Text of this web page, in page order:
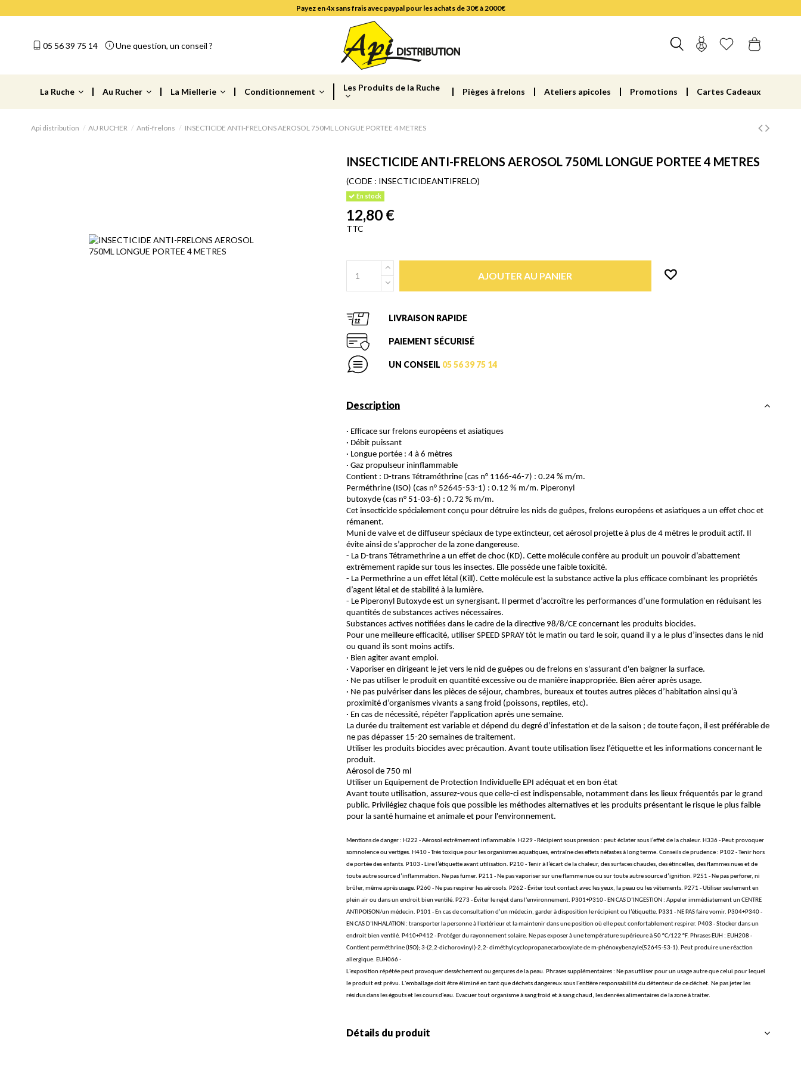
Payez en 4x sans frais avec paypal pour les achats de 30€ à 2000€
05 56 39 75 14 Une question, un conseil ?
La Ruche Au Rucher La Miellerie Conditionnement Les Produits de la Ruche Pièges à frelons Ateliers apicoles Promotions Cartes Cadeaux
Api distribution AU RUCHER Anti-frelons INSECTICIDE ANTI-FRELONS AEROSOL 750ML LONGUE PORTEE 4 METRES
INSECTICIDE ANTI-FRELONS AEROSOL 750ML LONGUE PORTEE 4 METRES
(CODE : INSECTICIDEANTIFRELO)
En stock
12,80 €
TTC
AJOUTER AU PANIER
LIVRAISON RAPIDE
PAIEMENT SÉCURISÉ
UN CONSEIL 05 56 39 75 14
Description
· Efficace sur frelons européens et asiatiques
· Débit puissant
· Longue portée : 4 à 6 mètres
· Gaz propulseur ininflammable
Contient : D-trans Tétraméthrine (cas n° 1166-46-7) : 0.24 % m/m.
Perméthrine (ISO) (cas n° 52645-53-1) : 0.12 % m/m. Piperonyl
butoxyde (cas n° 51-03-6) : 0.72 % m/m.
Cet insecticide spécialement conçu pour détruire les nids de guêpes, frelons européens et asiatiques a un effet choc et
rémanent.
Muni de valve et de diffuseur spéciaux de type extincteur, cet aérosol projette à plus de 4 mètres le produit actif. Il
évite ainsi de s’approcher de la zone dangereuse.
- La D-trans Tétramethrine a un effet de choc (KD). Cette molécule confère au produit un pouvoir d’abattement
extrêmement rapide sur tous les insectes. Elle possède une faible toxicité.
- La Permethrine a un effet létal (Kill). Cette molécule est la substance active la plus efficace combinant les propriétés
d’agent létal et de stabilité à la lumière.
- Le Piperonyl Butoxyde est un synergisant. Il permet d’accroître les performances d’une formulation en réduisant les
quantités de substances actives nécessaires.
Substances actives notifiées dans le cadre de la directive 98/8/CE concernant les produits biocides.
Pour une meilleure efficacité, utiliser SPEED SPRAY tôt le matin ou tard le soir, quand il y a le plus d’insectes dans le nid
ou quand ils sont moins actifs.
· Bien agiter avant emploi.
· Vaporiser en dirigeant le jet vers le nid de guêpes ou de frelons en s'assurant d'en baigner la surface.
· Ne pas utiliser le produit en quantité excessive ou de manière inappropriée. Bien aérer après usage.
· Ne pas pulvériser dans les pièces de séjour, chambres, bureaux et toutes autres pièces d’habitation ainsi qu’à
proximité d’organismes vivants a sang froid (poissons, reptiles, etc).
· En cas de nécessité, répéter l’application après une semaine.
La durée du traitement est variable et dépend du degré d’infestation et de la saison ; de toute façon, il est préférable de
ne pas dépasser 15-20 semaines de traitement.
Utiliser les produits biocides avec précaution. Avant toute utilisation lisez l’étiquette et les informations concernant le
produit.
Aérosol de 750 ml
Utiliser un Equipement de Protection Individuelle EPI adéquat et en bon état
Avant toute utilisation, assurez-vous que celle-ci est indispensable, notamment dans les lieux fréquentés par le grand
public. Privilégiez chaque fois que possible les méthodes alternatives et les produits présentant le risque le plus faible
pour la santé humaine et animale et pour l'environnement.
Mentions de danger : H222 - Aérosol extrêmement inflammable. H229 - Récipient sous pression : peut éclater sous l’effet de la chaleur. H336 - Peut provoquer
somnolence ou vertiges. H410 - Très toxique pour les organismes aquatiques, entraîne des effets néfastes à long terme. Conseils de prudence : P102 - Tenir hors
de portée des enfants. P103 - Lire l’étiquette avant utilisation. P210 - Tenir à l’écart de la chaleur, des surfaces chaudes, des étincelles, des flammes nues et de
toute autre source d’inflammation. Ne pas fumer. P211 - Ne pas vaporiser sur une flamme nue ou sur toute autre source d’ignition. P251 - Ne pas perforer, ni
brûler, même après usage. P260 - Ne pas respirer les aérosols. P262 - Éviter tout contact avec les yeux, la peau ou les vêtements. P271 - Utiliser seulement en
plein air ou dans un endroit bien ventilé. P273 - Éviter le rejet dans l'environnement. P301+P310 - EN CAS D’INGESTION : Appeler immédiatement un CENTRE
ANTIPOISON/un médecin. P101 - En cas de consultation d’un médecin, garder à disposition le récipient ou l’étiquette. P331 - NE PAS faire vomir. P304+P340 -
EN CAS D’INHALATION : transporter la personne à l’extérieur et la maintenir dans une position où elle peut confortablement respirer. P403 - Stocker dans un
endroit bien ventilé. P410+P412 - Protéger du rayonnement solaire. Ne pas exposer à une température supérieure à 50 °C/122 °F. Phrases EUH : EUH208 -
Contient perméthrine (ISO); 3-(2,2-dichorovinyl)-2,2- diméthylcyclopropanecarboxylate de m-phénoxybenzyle(52645-53-1). Peut produire une réaction
allergique. EUH066 -
L'exposition répétée peut provoquer dessèchement ou gerçures de la peau. Phrases supplémentaires : Ne pas utiliser pour un usage autre que celui pour lequel
le produit est prévu. L'emballage doit être éliminé en tant que déchets dangereux sous l'entière responsabilité du détenteur de ce déchet. Ne pas jeter les
résidus dans les égouts et les cours d'eau. Evacuer tout organisme à sang froid et à sang chaud, les denrées alimentaires de la zone à traiter.
Détails du produit